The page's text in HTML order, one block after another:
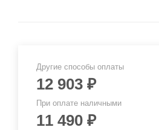
Другие способы оплаты
12 903 ₽
При оплате наличными
11 490 ₽